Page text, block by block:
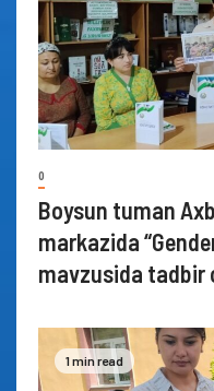
0
Boysun tuman
markazida
mavzusida tadbir
1 min read